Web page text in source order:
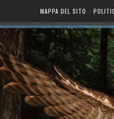
MAPPA DEL SITO